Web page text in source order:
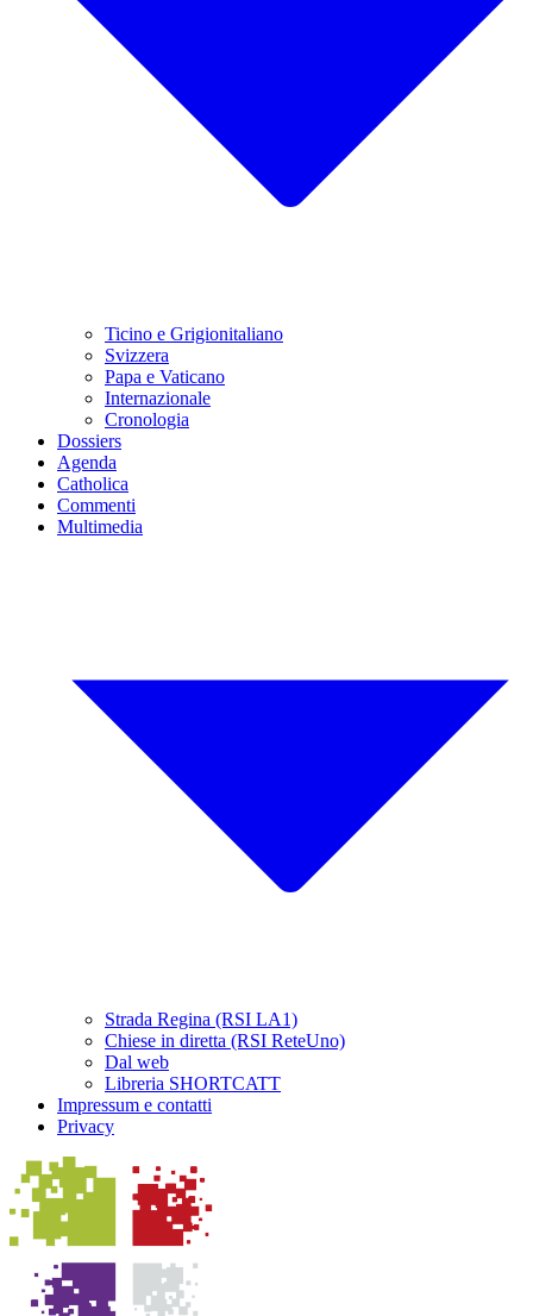
Ticino e Grigionitaliano
Svizzera
Papa e Vaticano
Internazionale
Cronologia
Dossiers
Agenda
Catholica
Commenti
Multimedia
Strada Regina (RSI LA1)
Chiese in diretta (RSI ReteUno)
Dal web
Libreria SHORTCATT
Impressum e contatti
Privacy